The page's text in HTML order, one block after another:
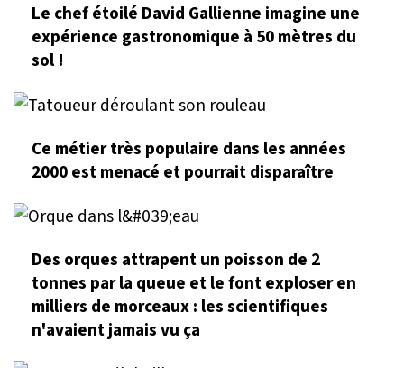
Le chef étoilé David Gallienne imagine une
expérience gastronomique à 50 mètres du
sol !
Ce métier très populaire dans les années
2000 est menacé et pourrait disparaître
Des orques attrapent un poisson de 2
tonnes par la queue et le font exploser en
milliers de morceaux : les scientifiques
n'avaient jamais vu ça